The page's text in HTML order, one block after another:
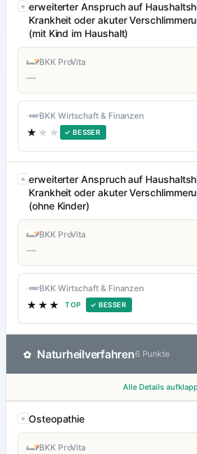
erweiterter Anspruch auf
Krankheit oder akuter
(mit Kind im Haushalt)
BKK ProVita
—
BKK Wirtschaft & Finanzen
★ ★★ ✓ BESSER
erweiterter Anspruch auf
Krankheit oder akuter
(ohne Kinder)
BKK ProVita
—
BKK Wirtschaft & Finanzen
★★★ TOP ✓ BESSER
✿ Naturheilverfahren6 Punkte
Alle Details
Osteopathie
BKK ProVita